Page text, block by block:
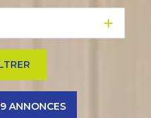
ANNONCES